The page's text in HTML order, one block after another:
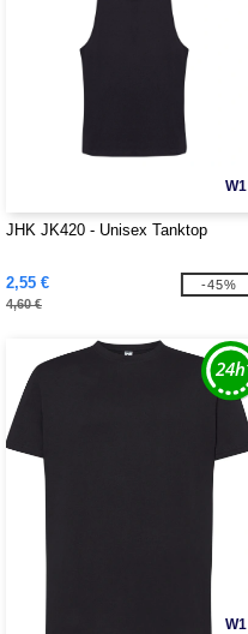
W1
JHK JK420 - Unisex Tanktop
2,55 €
4,60 €
-45%
W1